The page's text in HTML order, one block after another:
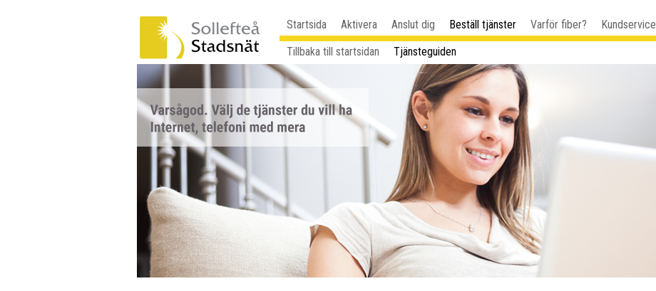
Startsida Aktivera Anslut dig Beställ tjänster Varför fiber? Kundservice
Tillbaka till startsidan
Tjänsteguiden